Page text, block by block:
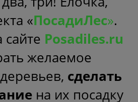
«ПосадиЛес».
сайте Posadiles.ru
желаемое
сделать
на их посадку